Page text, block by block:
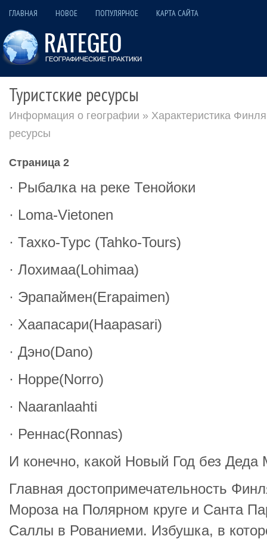
ГЛАВНАЯ НОВОЕ ПОПУЛЯРНОЕ КАРТА САЙТА
Туристские ресурсы
Информация о географии » Характеристика
ресурсы
Страница 2
· Рыбалка на реке Тенойоки
· Loma-Vietonen
· Тахко-Турс (Tahko-Tours)
· Лохимаа(Lohimaa)
· Эрапаймен(Erapaimen)
· Хаапасари(Haapasari)
· Дэно(Dano)
· Норре(Norro)
· Naaranlaahti
· Реннас(Ronnas)
И конечно, какой Новый Год без Деда
Главная достопримечательность
Мороза на Полярном круге и Санта
Саллы в Рованиеми. Избушка, в